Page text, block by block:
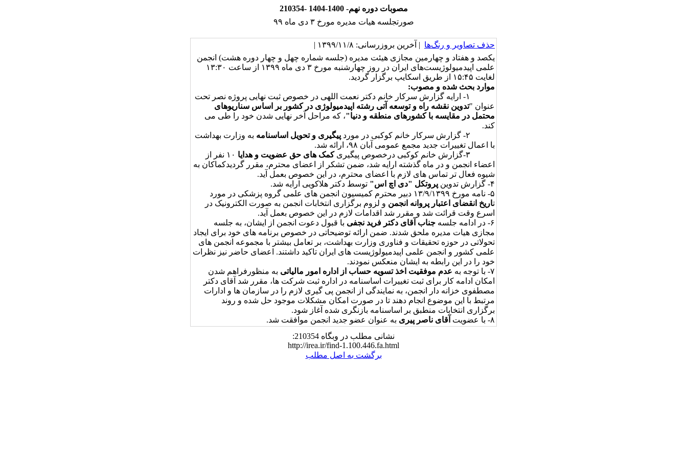
210354- مصوبات دوره نهم- 1400-1404
صورتجلسه هیات مدیره مورخ ۳ دی ماه ۹۹
حذف تصاویر و رنگ‌ها | آخرین بروزرسانی: ۱۳۹۹/۱۱/۸ |
یکصد و هفتاد و چهارمین مجازی هیئت مدیره (جلسه شماره چهل و چهار دوره هشت) انجمن
علمی اپیدمیولوژیست‌های ایران در روز چهارشنبه مورخ ۳ دی ماه ۱۳۹۹ از ساعت ۱۳:۳۰
لغایت ۱۵:۴۵ از طریق اسکایپ برگزار گردید.
موارد بحث شده و مصوب:
۱- ارایه گزارش سرکار خانم دکتر نعمت اللهی در خصوص ثبت نهایی پروژه نصر تحت
عنوان "تدوین نقشه راه و توسعه آتی رشته اپیدمیولوژی در کشور بر اساس سناریوهای
محتمل در مقایسه با کشورهای منطقه و دنیا"، که مراحل آخر نهایی شدن خود را طی می
کند.
پیگیری و تحویل اساسنامه به وزارت بهداشت
با اعمال تغییرات جدید مجمع عمومی آبان ۹۸، ارائه شد.
کمک های حق عضویت و هدایا
۱۰ نفر از
اعضاء انجمن و در ماه گذشته ارایه شد، ضمن تشکر از اعضای محترم، مقرر گردیدکماکان به
شیوه فعال تر تماس های لازم با اعضای محترم، در این خصوص بعمل آید.
۴- گزارش تدوین
پروتکل "دی اچ اس" توسط دکتر هلاکویی ارایه شد.
۵- نامه مورخ ۱۳/۹/۱۳۹۹ دبیر محترم کمیسیون انجمن های علمی گروه پزشکی در مورد
تاریخ انقضای اعتبار پروانه انجمن و لزوم برگزاری انتخابات انجمن به صورت الکترونیک در
اسرع وقت قرائت شد و مقرر شد اقدامات لازم در این خصوص بعمل آید.
۶- در ادامه جلسه
جناب آقای دکتر فرید نجفی با قبول دعوت انجمن از ایشان، به جلسه
مجازی هیات مدیره ملحق شدند. ضمن ارائه توضیحاتی در خصوص برنامه های خود برای ایجاد
تحولاتی در حوزه تحقیقات و فناوری وزارت بهداشت، بر تعامل بیشتر با مجموعه انجمن های
علمی کشور و انجمن علمی اپیدمیولوژیست های ایران تاکید داشتند. اعضای حاضر نیز نظرات
خود را در این رابطه به ایشان منعکس نمودند.
۷- با توجه به
عدم موفقیت اخذ تسویه حساب از اداره امور مالیاتی به منظورفراهم شدن
امکان ادامه کار برای ثبت تغییرات اساسنامه در اداره ثبت شرکت ها، مقرر شد آقای دکتر
مصطفوی خزانه دار انجمن، به نمایندگی از انجمن پی گیری لازم را در سازمان ها و ادارات
مرتبط با این موضوع انجام دهند تا در صورت امکان مشکلات موجود حل شده و روند
برگزاری انتخابات منطبق بر اساسنامه بازنگری شده آغاز شود.
۸- با عضویت
آقای ناصر پیری به عنوان عضو جدید انجمن موافقت شد.
نشانی مطلب در وبگاه 210354:
http://irea.ir/find-1.100.446.fa.html
برگشت به اصل مطلب